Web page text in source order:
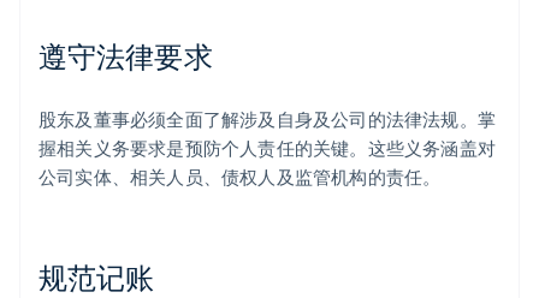
遵守法律要求
股东及董事必须全面了解涉及自身及公司的法律法规。掌
握相关义务要求是预防个人责任的关键。这些义务涵盖对
公司实体、相关人员、债权人及监管机构的责任。
规范记账